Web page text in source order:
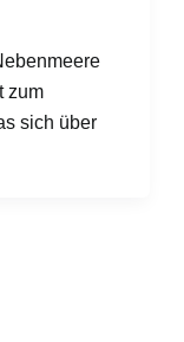
zum
sich über